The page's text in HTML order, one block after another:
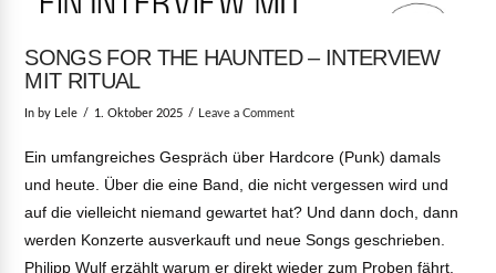
SONGS FOR THE HAUNTED – INTERVIEW
MIT RITUAL
In by Lele 1. Oktober 2025 Leave a Comment
Ein umfangreiches Gespräch über Hardcore (Punk) damals
und heute. Über die eine Band, die nicht vergessen wird und
auf die vielleicht niemand gewartet hat? Und dann doch, dann
werden Konzerte ausverkauft und neue Songs geschrieben.
Philipp Wulf erzählt warum er direkt wieder zum Proben fährt.